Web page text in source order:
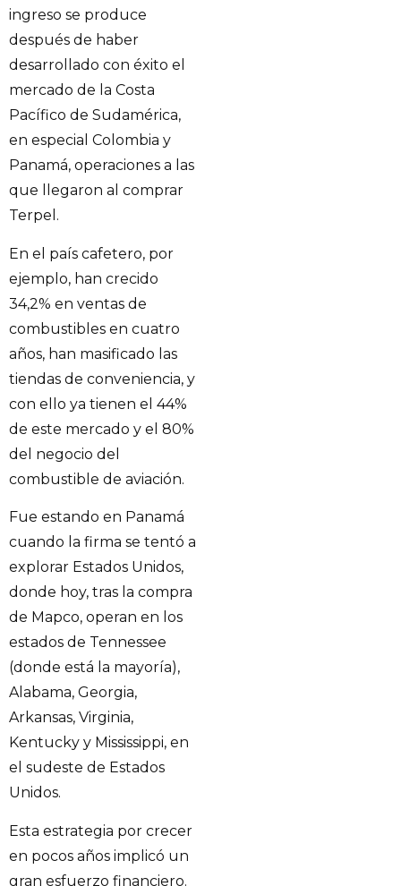
ingreso se produce
después de haber
desarrollado con éxito el
mercado de la Costa
Pacífico de Sudamérica,
en especial Colombia y
Panamá, operaciones a las
que llegaron al comprar
Terpel.
En el país cafetero, por
ejemplo, han crecido
34,2% en ventas de
combustibles en cuatro
años, han masificado las
tiendas de conveniencia, y
con ello ya tienen el 44%
de este mercado y el 80%
del negocio del
combustible de aviación.
Fue estando en Panamá
cuando la firma se tentó a
explorar Estados Unidos,
donde hoy, tras la compra
de Mapco, operan en los
estados de Tennessee
(donde está la mayoría),
Alabama, Georgia,
Arkansas, Virginia,
Kentucky y Mississippi, en
el sudeste de Estados
Unidos.
Esta estrategia por crecer
en pocos años implicó un
gran esfuerzo financiero.